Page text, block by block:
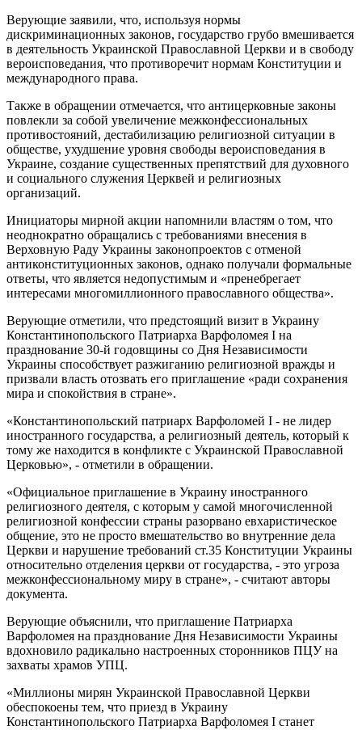
Верующие заявили, что, используя нормы
дискриминационных законов, государство грубо вмешивается
в деятельность Украинской Православной Церкви и в свободу
вероисповедания, что противоречит нормам Конституции и
международного права.
Также в обращении отмечается, что антицерковные законы
повлекли за собой увеличение межконфессиональных
противостояний, дестабилизацию религиозной ситуации в
обществе, ухудшение уровня свободы вероисповедания в
Украине, создание существенных препятствий для духовного
и социального служения Церквей и религиозных
организаций.
Инициаторы мирной акции напомнили властям о том, что
неоднократно обращались с требованиями внесения в
Верховную Раду Украины законопроектов с отменой
антиконституционных законов, однако получали формальные
ответы, что является недопустимым и «пренебрегает
интересами многомиллионного православного общества».
Верующие отметили, что предстоящий визит в Украину
Константинопольского Патриарха Варфоломея I на
празднование 30-й годовщины со Дня Независимости
Украины способствует разжиганию религиозной вражды и
призвали власть отозвать его приглашение «ради сохранения
мира и спокойствия в стране».
«Константинопольский патриарх Варфоломей I - не лидер
иностранного государства, а религиозный деятель, который к
тому же находится в конфликте с Украинской Православной
Церковью», - отметили в обращении.
«Официальное приглашение в Украину иностранного
религиозного деятеля, с которым у самой многочисленной
религиозной конфессии страны разорвано евхаристическое
общение, это не просто вмешательство во внутренние дела
Церкви и нарушение требований ст.35 Конституции Украины
относительно отделения церкви от государства, - это угроза
межконфессиональному миру в стране», - считают авторы
документа.
Верующие объяснили, что приглашение Патриарха
Варфоломея на празднование Дня Независимости Украины
вдохновило радикально настроенных сторонников ПЦУ на
захваты храмов УПЦ.
«Миллионы мирян Украинской Православной Церкви
обеспокоены тем, что приезд в Украину
Константинопольского Патриарха Варфоломея I станет